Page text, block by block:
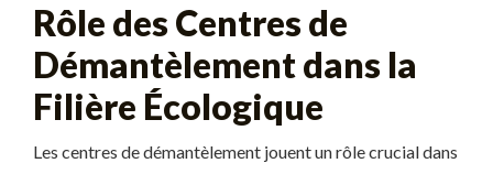
Rôle des Centres de
Démantèlement dans la
Filière Écologique
Les centres de démantèlement jouent un rôle crucial dans